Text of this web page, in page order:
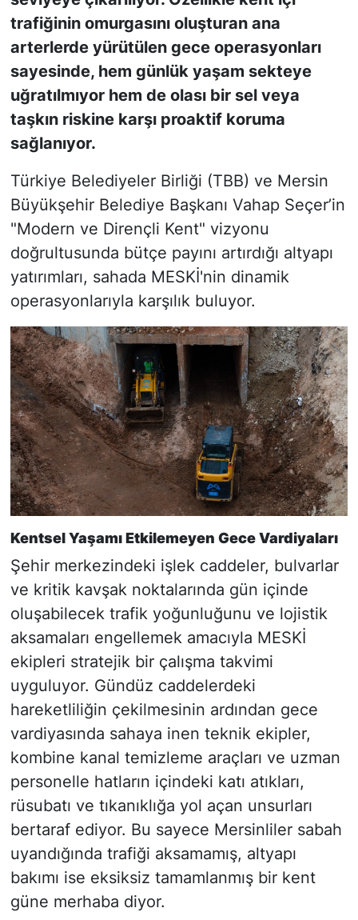
trafiğinin omurgasını oluşturan ana
arterlerde yürütülen gece operasyonları
sayesinde, hem günlük yaşam sekteye
uğratılmıyor hem de olası bir sel veya
taşkın riskine karşı proaktif koruma
sağlanıyor.
Türkiye Belediyeler Birliği (TBB) ve Mersin
Büyükşehir Belediye Başkanı Vahap Seçer’in
"Modern ve Dirençli Kent" vizyonu
doğrultusunda bütçe payını artırdığı altyapı
yatırımları, sahada MESKİ'nin dinamik
operasyonlarıyla karşılık buluyor.
Kentsel Yaşamı Etkilemeyen Gece Vardiyaları
Şehir merkezindeki işlek caddeler, bulvarlar
ve kritik kavşak noktalarında gün içinde
oluşabilecek trafik yoğunluğunu ve lojistik
aksamaları engellemek amacıyla MESKİ
ekipleri stratejik bir çalışma takvimi
uyguluyor. Gündüz caddelerdeki
hareketliliğin çekilmesinin ardından gece
vardiyasında sahaya inen teknik ekipler,
kombine kanal temizleme araçları ve uzman
personelle hatların içindeki katı atıkları,
rüsubatı ve tıkanıklığa yol açan unsurları
bertaraf ediyor. Bu sayece Mersinliler sabah
uyandığında trafiği aksamamış, altyapı
bakımı ise eksiksiz tamamlanmış bir kent
güne merhaba diyor.